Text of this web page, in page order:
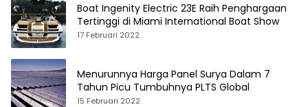
Boat Ingenity Electric 23E Raih Penghargaan
Tertinggi di Miami International Boat Show
17 Februari 2022
Menurunnya Harga Panel Surya Dalam 7
Tahun Picu Tumbuhnya PLTS Global
15 Februari 2022